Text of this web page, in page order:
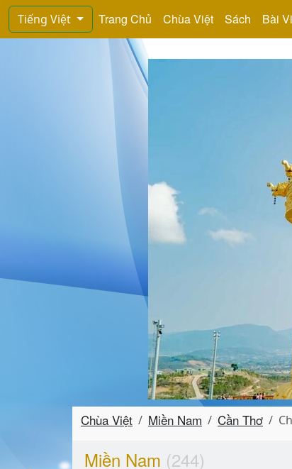
Tiếng Việt Trang Chủ Chùa Việt Sách Bài
Chùa Việt Miền Nam Cần Thơ
Miền Nam (244)